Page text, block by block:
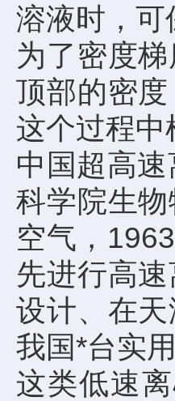
溶液时，可
为了密度
顶部的密
这个过程
中国超高
科学院生
空气，
先进行高
设计、在
我国*台实
这类低速